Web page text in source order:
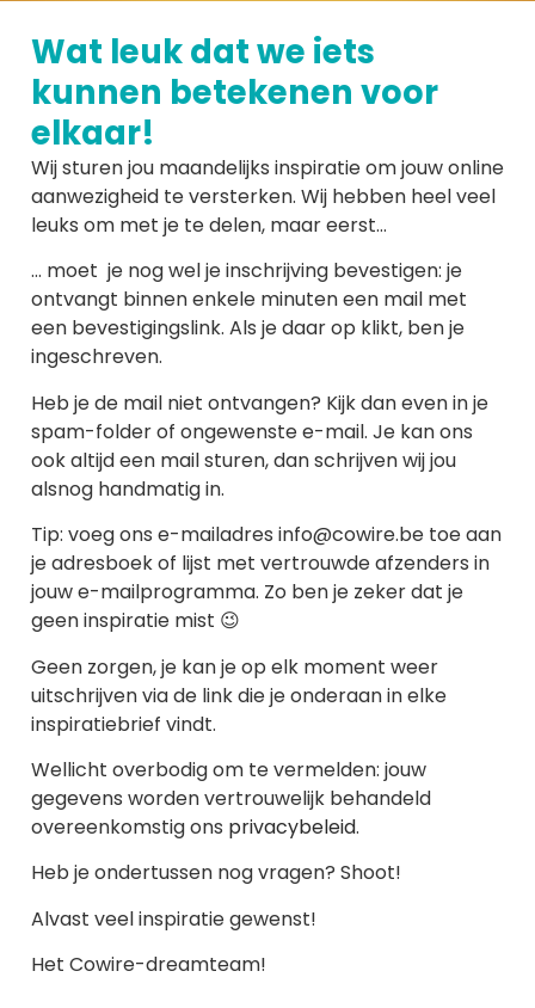
Wat leuk dat we iets
kunnen betekenen voor
elkaar!
Wij sturen jou maandelijks inspiratie om jouw online
aanwezigheid te versterken. Wij hebben heel veel
leuks om met je te delen, maar eerst…
… moet je nog wel je inschrijving bevestigen: je
ontvangt binnen enkele minuten een mail met
een bevestigingslink. Als je daar op klikt, ben je
ingeschreven.
Heb je de mail niet ontvangen? Kijk dan even in je
spam-folder of ongewenste e-mail. Je kan ons
ook altijd een mail sturen, dan schrijven wij jou
alsnog handmatig in.
Tip: voeg ons e-mailadres info@cowire.be toe aan
je adresboek of lijst met vertrouwde afzenders in
jouw e-mailprogramma. Zo ben je zeker dat je
geen inspiratie mist 😉
Geen zorgen, je kan je op elk moment weer
uitschrijven via de link die je onderaan in elke
inspiratiebrief vindt.
Wellicht overbodig om te vermelden: jouw
gegevens worden vertrouwelijk behandeld
overeenkomstig ons privacybeleid.
Heb je ondertussen nog vragen? Shoot!
Alvast veel inspiratie gewenst!
Het Cowire-dreamteam!